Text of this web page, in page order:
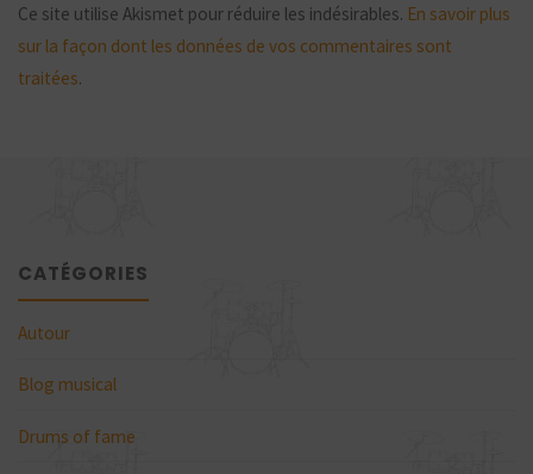
Ce site utilise Akismet pour réduire les indésirables. En savoir plus
sur la façon dont les données de vos commentaires sont
traitées.
CATÉGORIES
Autour
Blog musical
Drums of fame